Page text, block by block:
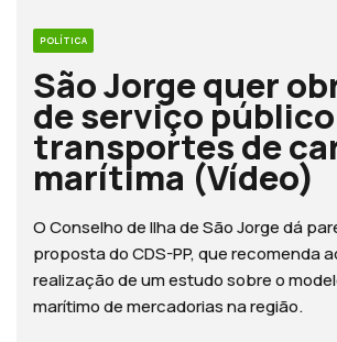
POLÍTICA
São Jorge quer
de serviço
transportes de
marítima (Vídeo)
O Conselho de Ilha de São Jorge dá
proposta do CDS-PP, que recomenda
realização de um estudo sobre o
marítimo de mercadorias na região.